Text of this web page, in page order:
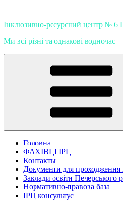
содержимому
Інклюзивно-ресурсний центр № 6
Ми всі різні та однакові водночас
Головна
ФАХІВЦІ ІРЦ
Контакты
Документи для проходження
Заклади освіти Печерського
Нормативно-правова база
ІРЦ консультує